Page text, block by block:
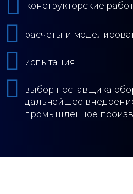
конструкторские
расчеты и
испытания
выбор поставщика
дальнейшее
промышленное